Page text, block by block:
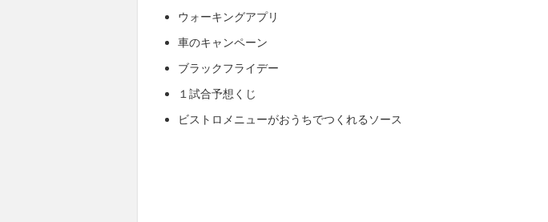
ウォーキングアプリ
車のキャンペーン
ブラックフライデー
１試合予想くじ
ビストロメニューがおうちでつくれるソース